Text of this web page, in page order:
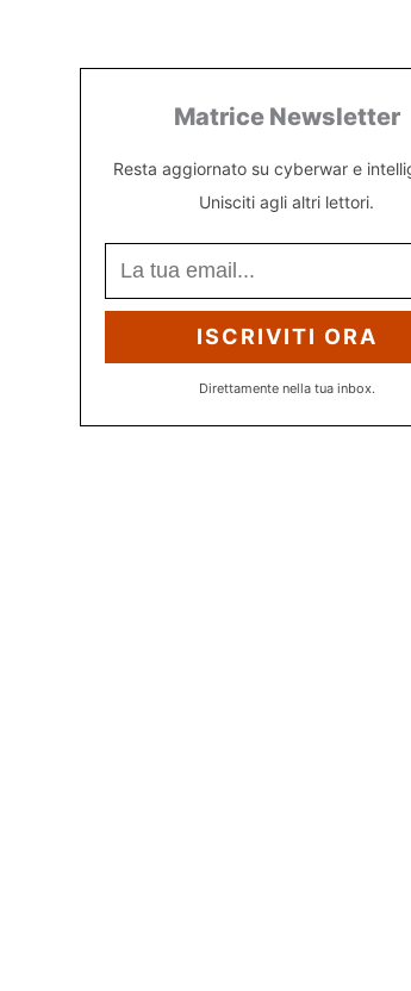
Matrice Newsletter
Resta aggiornato su cyberwar e
Unisciti agli altri lettori.
ISCRIVITI ORA
Direttamente nella tua inbox.